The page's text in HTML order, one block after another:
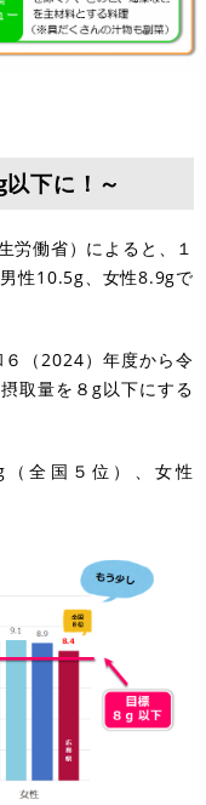
下に！～
労働省）によると、１
性10.5g、女性8.9gで
（2024）年度から令
取量を８g以下にする
全国５位）、女性